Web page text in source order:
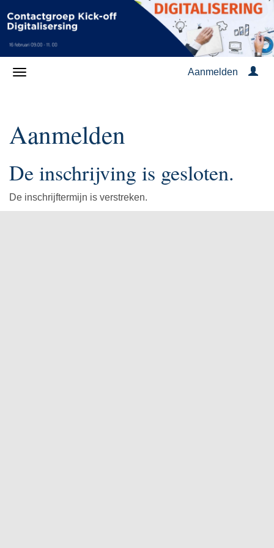
Aanmelden
Aanmelden
De inschrijving is gesloten.
De inschrijftermijn is verstreken.